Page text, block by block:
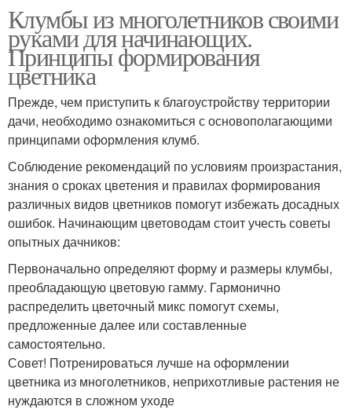
Клумбы из многолетников своими
руками для начинающих.
Принципы формирования
цветника
Прежде, чем приступить к благоустройству территории
дачи, необходимо ознакомиться с основополагающими
принципами оформления клумб.
Соблюдение рекомендаций по условиям произрастания,
знания о сроках цветения и правилах формирования
различных видов цветников помогут избежать досадных
ошибок. Начинающим цветоводам стоит учесть советы
опытных дачников:
Первоначально определяют форму и размеры клумбы,
преобладающую цветовую гамму. Гармонично
распределить цветочный микс помогут схемы,
предложенные далее или составленные
самостоятельно.
​Совет! Потренироваться лучше на оформлении
цветника из многолетников, неприхотливые растения не
нуждаются в сложном уходе